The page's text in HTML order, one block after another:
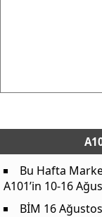
Bu Hafta
A101’in 10-16
BİM 16